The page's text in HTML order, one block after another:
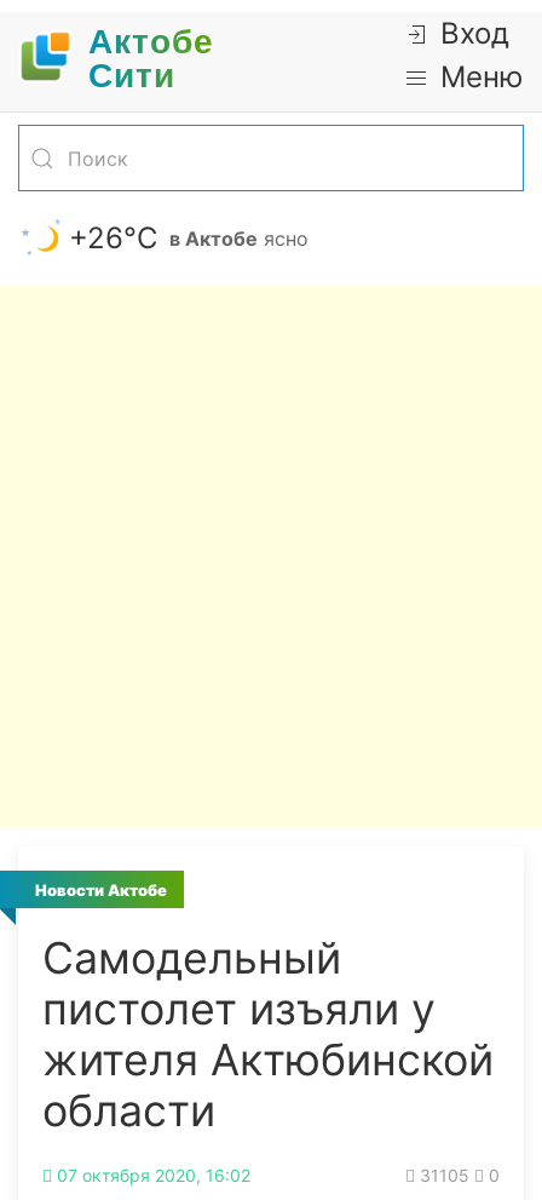
Актобе
Cити
Вход
Меню
+26°С в Актобе ясно
Новости Актобе
Самодельный
пистолет изъяли у
жителя Актюбинской
области
07 октября 2020, 16:02 31105 0